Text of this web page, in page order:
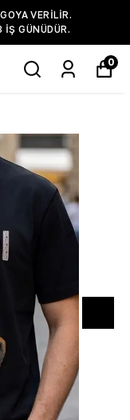
VERILIR.
GÜNÜDÜR.
0